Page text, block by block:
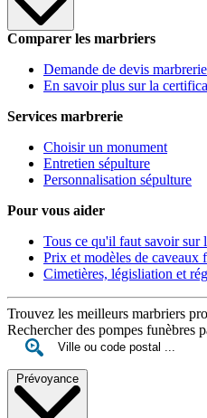
Comparer les marbriers
Demande de devis marbrerie
En savoir plus sur la
Services marbrerie
Choisir un monument
Entretien sépulture
Personnalisation sépulture
Pour vous aider
Tous ce qu'il faut savoir sur
Prix et modèles de caveaux
Cimetières, législiation et
Trouvez les meilleurs marbriers
Rechercher des pompes funèbres
Prévoyance